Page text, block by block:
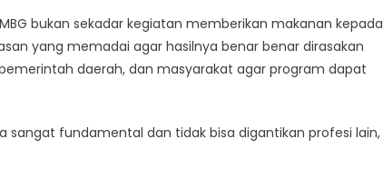
bukan sekadar kegiatan memberikan makanan kepada
yang memadai agar hasilnya benar benar dirasakan
daerah, dan masyarakat agar program dapat
sangat fundamental dan tidak bisa digantikan profesi lain,